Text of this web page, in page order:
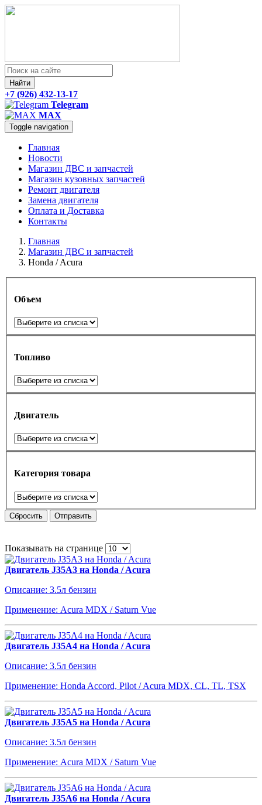
Найти
+7 (926) 432-13-17
Telegram
MAX
Toggle navigation
Главная
Новости
Магазин ДВС и запчастей
Магазин кузовных запчастей
Ремонт двигателя
Замена двигателя
Оплата и Доставка
Контакты
Главная
Магазин ДВС и запчастей
Honda / Acura
Объем
Топливо
Двигатель
Категория товара
Сбросить Отправить
Показывать на странице
Двигатель J35A3 на Honda / Acura
Описание: 3.5л бензин
Применение: Acura MDX / Saturn Vue
Двигатель J35A4 на Honda / Acura
Описание: 3.5л бензин
Применение: Honda Accord, Pilot / Acura MDX, CL, TL, TSX
Двигатель J35A5 на Honda / Acura
Описание: 3.5л бензин
Применение: Acura MDX / Saturn Vue
Двигатель J35A6 на Honda / Acura